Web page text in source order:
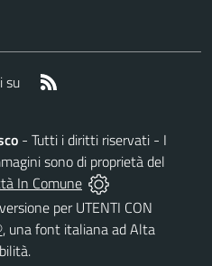
su
- Tutti i diritti riservati - I
sono di proprietà del
In Comune
per UTENTI CON
, una font italiana ad Alta